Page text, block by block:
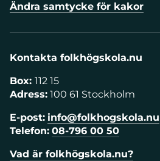
Ändra samtycke för kakor
Kontakta folkhögskola.nu
Box: 112 15
Adress: 100 61 Stockholm
E-post: info@folkhogskola.nu
Telefon: 08-796 00 50
Vad är folkhögskola.nu?